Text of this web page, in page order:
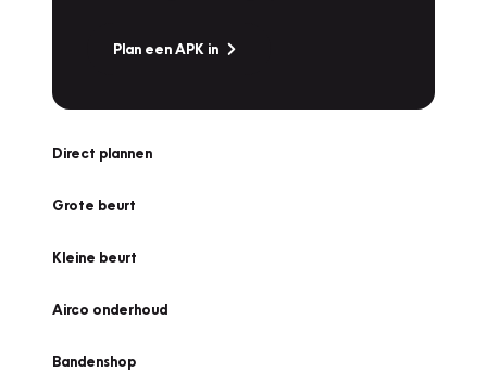
Plan een APK in
Direct plannen
Grote beurt
Kleine beurt
Airco onderhoud
Bandenshop